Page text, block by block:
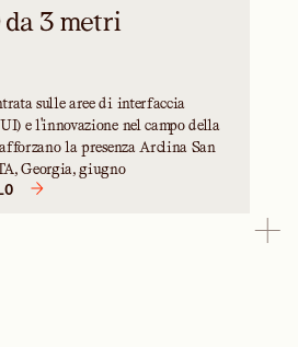
3 metri
sulle aree di interfaccia
e l'innovazione nel campo della
la presenza Arclina San
Georgia, giugno